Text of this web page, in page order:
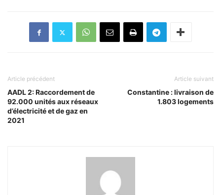
Article précédent
AADL 2: Raccordement de
92.000 unités aux réseaux
d’électricité et de gaz en
2021
Article suivant
Constantine : livraison de
1.803 logements